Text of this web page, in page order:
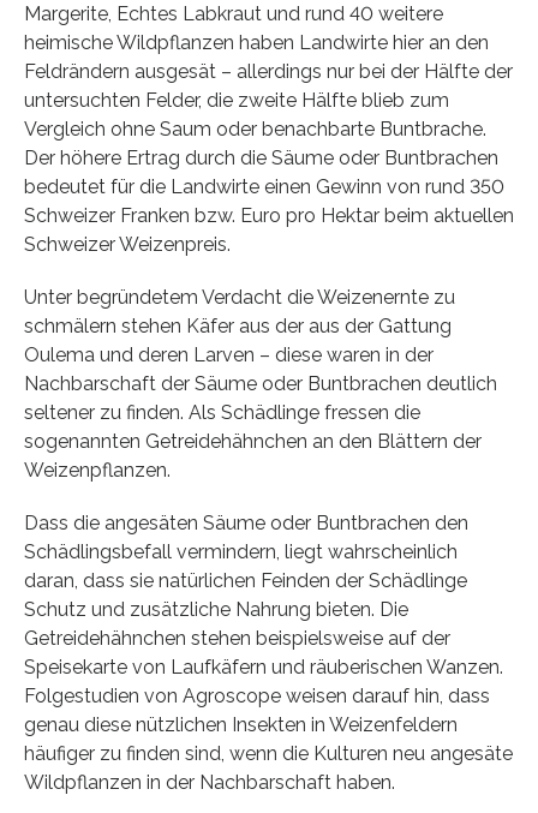
Margerite, Echtes Labkraut und rund 40 weitere
heimische Wildpflanzen haben Landwirte hier an den
Feldrändern ausgesät – allerdings nur bei der Hälfte der
untersuchten Felder, die zweite Hälfte blieb zum
Vergleich ohne Saum oder benachbarte Buntbrache.
Der höhere Ertrag durch die Säume oder Buntbrachen
bedeutet für die Landwirte einen Gewinn von rund 350
Schweizer Franken bzw. Euro pro Hektar beim aktuellen
Schweizer Weizenpreis.
Unter begründetem Verdacht die Weizenernte zu
schmälern stehen Käfer aus der aus der Gattung
Oulema und deren Larven – diese waren in der
Nachbarschaft der Säume oder Buntbrachen deutlich
seltener zu finden. Als Schädlinge fressen die
sogenannten Getreidehähnchen an den Blättern der
Weizenpflanzen.
Dass die angesäten Säume oder Buntbrachen den
Schädlingsbefall vermindern, liegt wahrscheinlich
daran, dass sie natürlichen Feinden der Schädlinge
Schutz und zusätzliche Nahrung bieten. Die
Getreidehähnchen stehen beispielsweise auf der
Speisekarte von Laufkäfern und räuberischen Wanzen.
Folgestudien von Agroscope weisen darauf hin, dass
genau diese nützlichen Insekten in Weizenfeldern
häufiger zu finden sind, wenn die Kulturen neu angesäte
Wildpflanzen in der Nachbarschaft haben.